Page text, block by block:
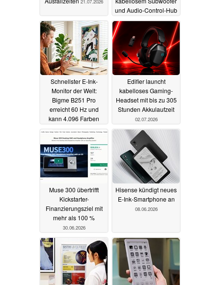
und Audio-Control-Hub
10.07.2026
Schnellster E-Ink-
Monitor der Welt:
Bigme B251 Pro
erreicht 60 Hz und
kann 4.096 Farben
Edifier launcht
kabelloses Gaming-
Headset mit bis zu 305
Stunden Akkulaufzeit
02.07.2026
Muse 300 übertrifft
Kickstarter-
Finanzierungsziel mit
mehr als 100 %
30.06.2026
Hisense kündigt neues
E-Ink-Smartphone an
08.06.2026